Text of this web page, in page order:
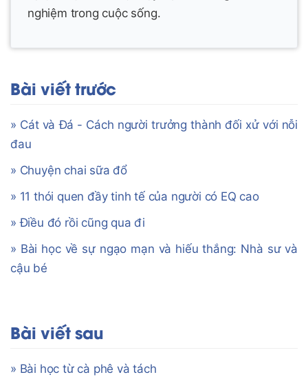
nghiệm trong cuộc sống.
Bài viết trước
» Cát và Đá - Cách người trưởng thành đối xử với nỗi
đau
» Chuyện chai sữa đổ
» 11 thói quen đầy tinh tế của người có EQ cao
» Điều đó rồi cũng qua đi
» Bài học về sự ngạo mạn và hiếu thắng: Nhà sư và
cậu bé
Bài viết sau
» Bài học từ cà phê và tách